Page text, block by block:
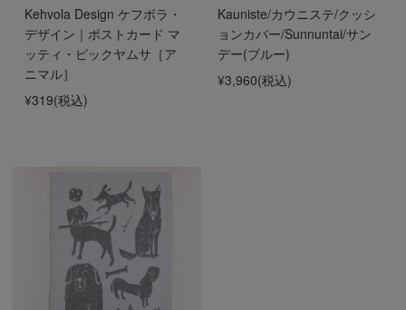
Kehvola Design ケフボラ・
デザイン｜ポストカード マ
ッティ・ピックヤムサ［ア
ニマル］
¥319(税込)
Kauniste/カウニステ/クッシ
ョンカバー/Sunnuntai/サン
デー(ブルー)
¥3,960(税込)